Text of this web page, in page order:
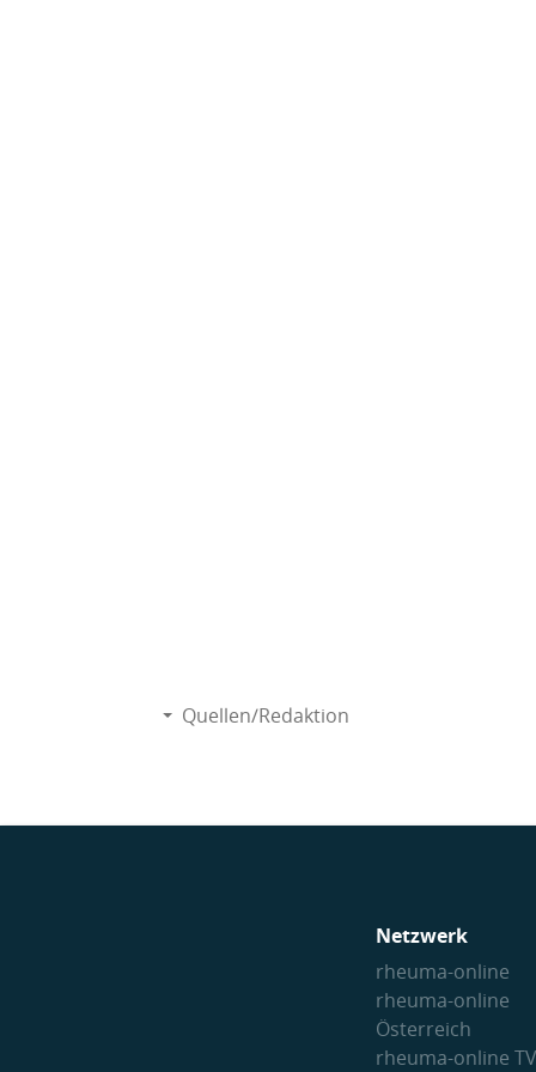
Quellen/Redaktion
Netzwerk
rheuma-online
rheuma-online
Österreich
rheuma-online TV